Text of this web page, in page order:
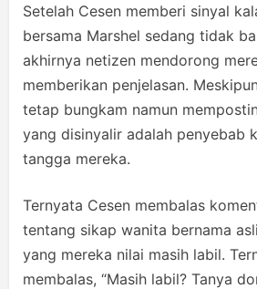
Setelah Cesen memberi sinyal
bersama Marshel sedang tidak
akhirnya netizen mendorong
memberikan penjelasan.
tetap bungkam namun
yang disinyalir adalah penyebab
tangga mereka.
Ternyata Cesen membalas
tentang sikap wanita bernama
yang mereka nilai masih labil.
membalas, “Masih labil? Tanya